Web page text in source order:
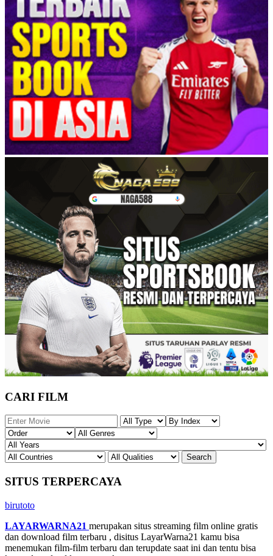
CARI FILM
SITUS TERPERCAYA
birutoto
LAYARWARNA21 merupakan situs streaming film online gratis
dan download film terbaru , disitus LayarWarna21 kamu bisa
menemukan film-film terbaru dan terupdate saat ini dan tentu bisa